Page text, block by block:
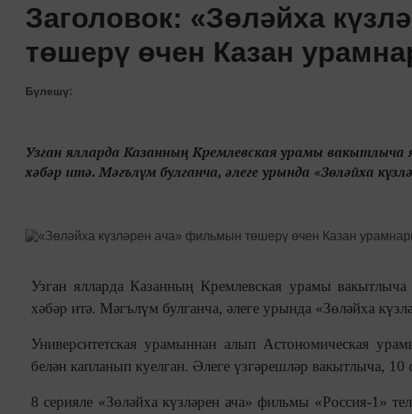
Заголовок: «Зөләйха
төшерү өчен Казан
Бүлешү:
Узган ялларда Казанның Кремлевская урамы вакытлыча
хәбәр итә. Мәгълүм булганча, әлеге урында «Зөләйха
Узган ялларда Казанның Кремлевская урамы
хәбәр итә. Мәгълүм булганча, әлеге урында «Зөләйха
Университетская урамыннан алып Астономическая
белән капланып куелган. Әлеге үзгәрешләр вакытлыча, 10
8 серияле «Зөләйха күзләрен ача» фильмы «Россия-1»